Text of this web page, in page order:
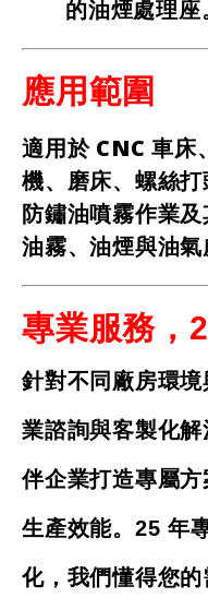
的油煙處理座
應用範圍
適用於 CNC 車床
機、磨床、螺絲打
防鏽油噴霧作業
油霧、油煙與油氣
專業服務，
針對不同廠房環
業諮詢與客製化
伴企業打造專屬
生產效能。25 年
化，我們懂得您